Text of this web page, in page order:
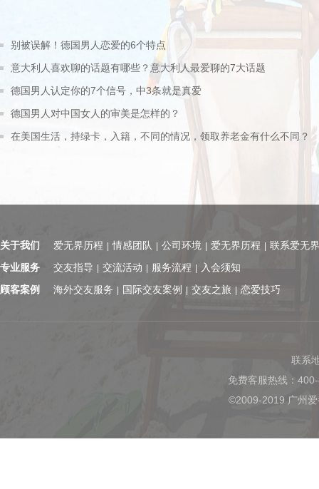
别被误解！德国男人恋爱的6个特点
意大利人喜欢聊的话题有哪些？意大利人最爱聊的7大话题
德国男人认定你的7个信号，中3条就是真爱
德国男人对中国女人的审美是怎样的？
在美国生活，持绿卡，入籍，不同的情况，领取养老金有什么不同？
关于我们 爱无界历程 情感团队 公司环境 爱无界历程
联系爱无界
专业服务
交友指导 交流活动 服务流程
入会须知
顾客案例
海外交友服务 国际交友案例 交友之旅 恋爱技巧
联系
免费客服热线：400-
©2009-2019 广州